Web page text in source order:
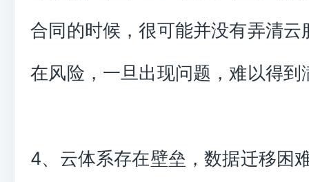
合同的时候，很可能并没有弄清云
在风险，一旦出现问题，难以得到
4、云体系存在壁垒，数据迁移困